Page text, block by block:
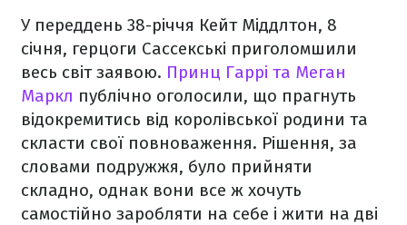
У переддень 38-річчя Кейт Міддлтон, 8
січня, герцоги Сассекські приголомшили
весь світ заявою. Принц Гаррі та Меган
Маркл публічно оголосили, що прагнуть
відокремитись від королівської родини та
скласти свої повноваження. Рішення, за
словами подружжя, було прийняти
складно, однак вони все ж хочуть
самостійно заробляти на себе і жити на дві